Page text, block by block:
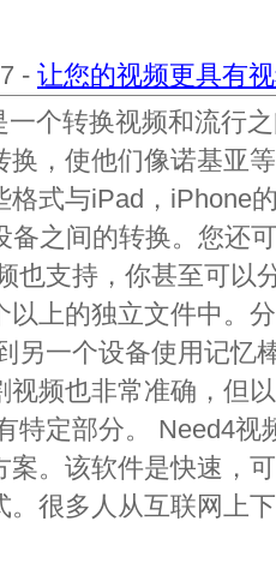
- 让您的视频更具有
一个转换视频和流行
换，使他们像诺基亚
格式与iPad，iPhone
备之间的转换。您还
也支持，你甚至可以
以上的独立文件中。
另一个设备使用记忆
视频也非常准确，但
特定部分。 Need4
案。该软件是快速，
。很多人从互联网上